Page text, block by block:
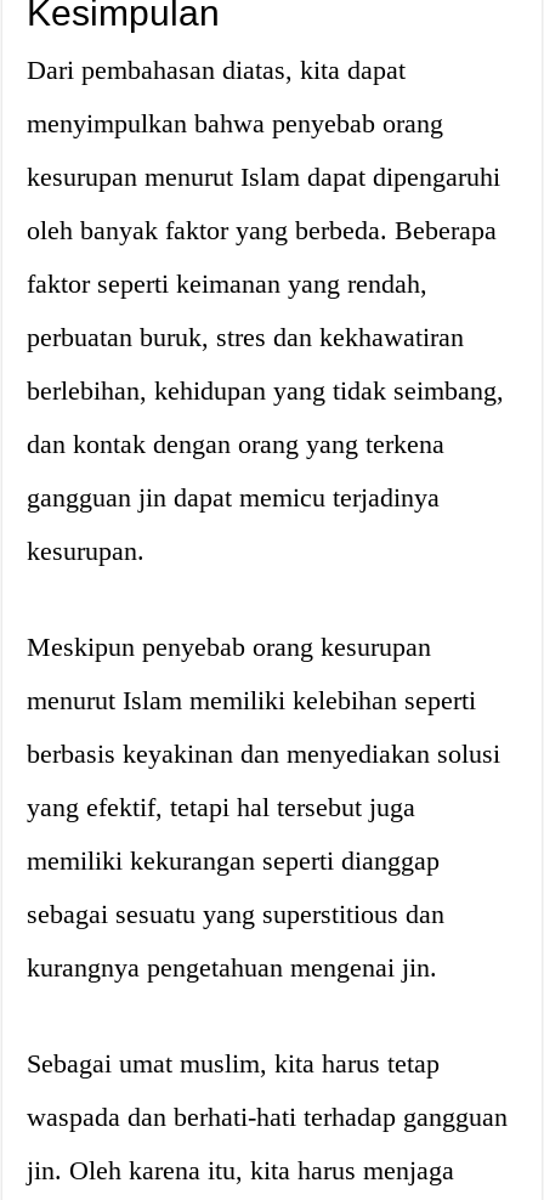
Kesimpulan
Dari pembahasan diatas, kita dapat
menyimpulkan bahwa penyebab orang
kesurupan menurut Islam dapat dipengaruhi
oleh banyak faktor yang berbeda. Beberapa
faktor seperti keimanan yang rendah,
perbuatan buruk, stres dan kekhawatiran
berlebihan, kehidupan yang tidak seimbang,
dan kontak dengan orang yang terkena
gangguan jin dapat memicu terjadinya
kesurupan.
Meskipun penyebab orang kesurupan
menurut Islam memiliki kelebihan seperti
berbasis keyakinan dan menyediakan solusi
yang efektif, tetapi hal tersebut juga
memiliki kekurangan seperti dianggap
sebagai sesuatu yang superstitious dan
kurangnya pengetahuan mengenai jin.
Sebagai umat muslim, kita harus tetap
waspada dan berhati-hati terhadap gangguan
jin. Oleh karena itu, kita harus menjaga